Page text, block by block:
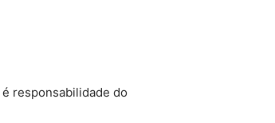
responsabilidade do